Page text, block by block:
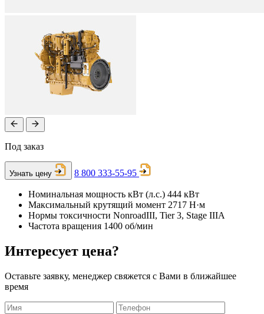
Под заказ
Узнать цену 8 800 333-55-95
Номинальная мощность кВт (л.с.) 444 кВт
Максимальный крутящий момент 2717 Н·м
Нормы токсичности NonroadIII, Tier 3, Stage IIIA
Частота вращения 1400 об/мин
Интересует цена?
Оставьте заявку, менеджер свяжется с Вами в ближайшее
время